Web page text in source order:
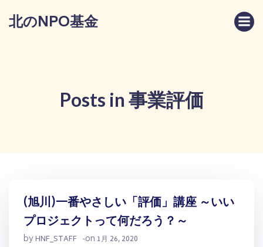
ス
キ
北のNPO基金
Posts in 事業評価
(旭川)一番やさしい「評価」講座 ～いい
プロジェクトって何だろう？～
byHNF_STAFF -on 1月 26, 2020